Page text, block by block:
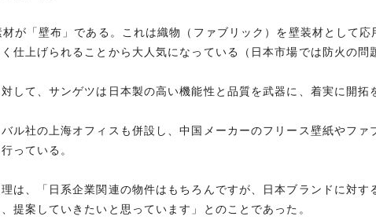
「壁布」である。これは織物（ファブリック）を壁装材として応
仕上げられることから大人気になっている（日本市場では防火の問
て、サンゲツは日本製の高い機能性と品質を武器に、着実に開拓
社の上海オフィスも併設し、中国メーカーのフリース壁紙やファ
っている。
、「日系企業関連の物件はもちろんですが、日本ブランドに対す
提案していきたいと思っています」とのことであった。